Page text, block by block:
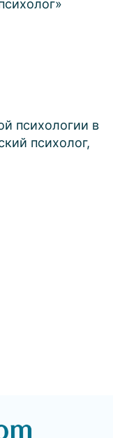
»
психологии в
психолог,